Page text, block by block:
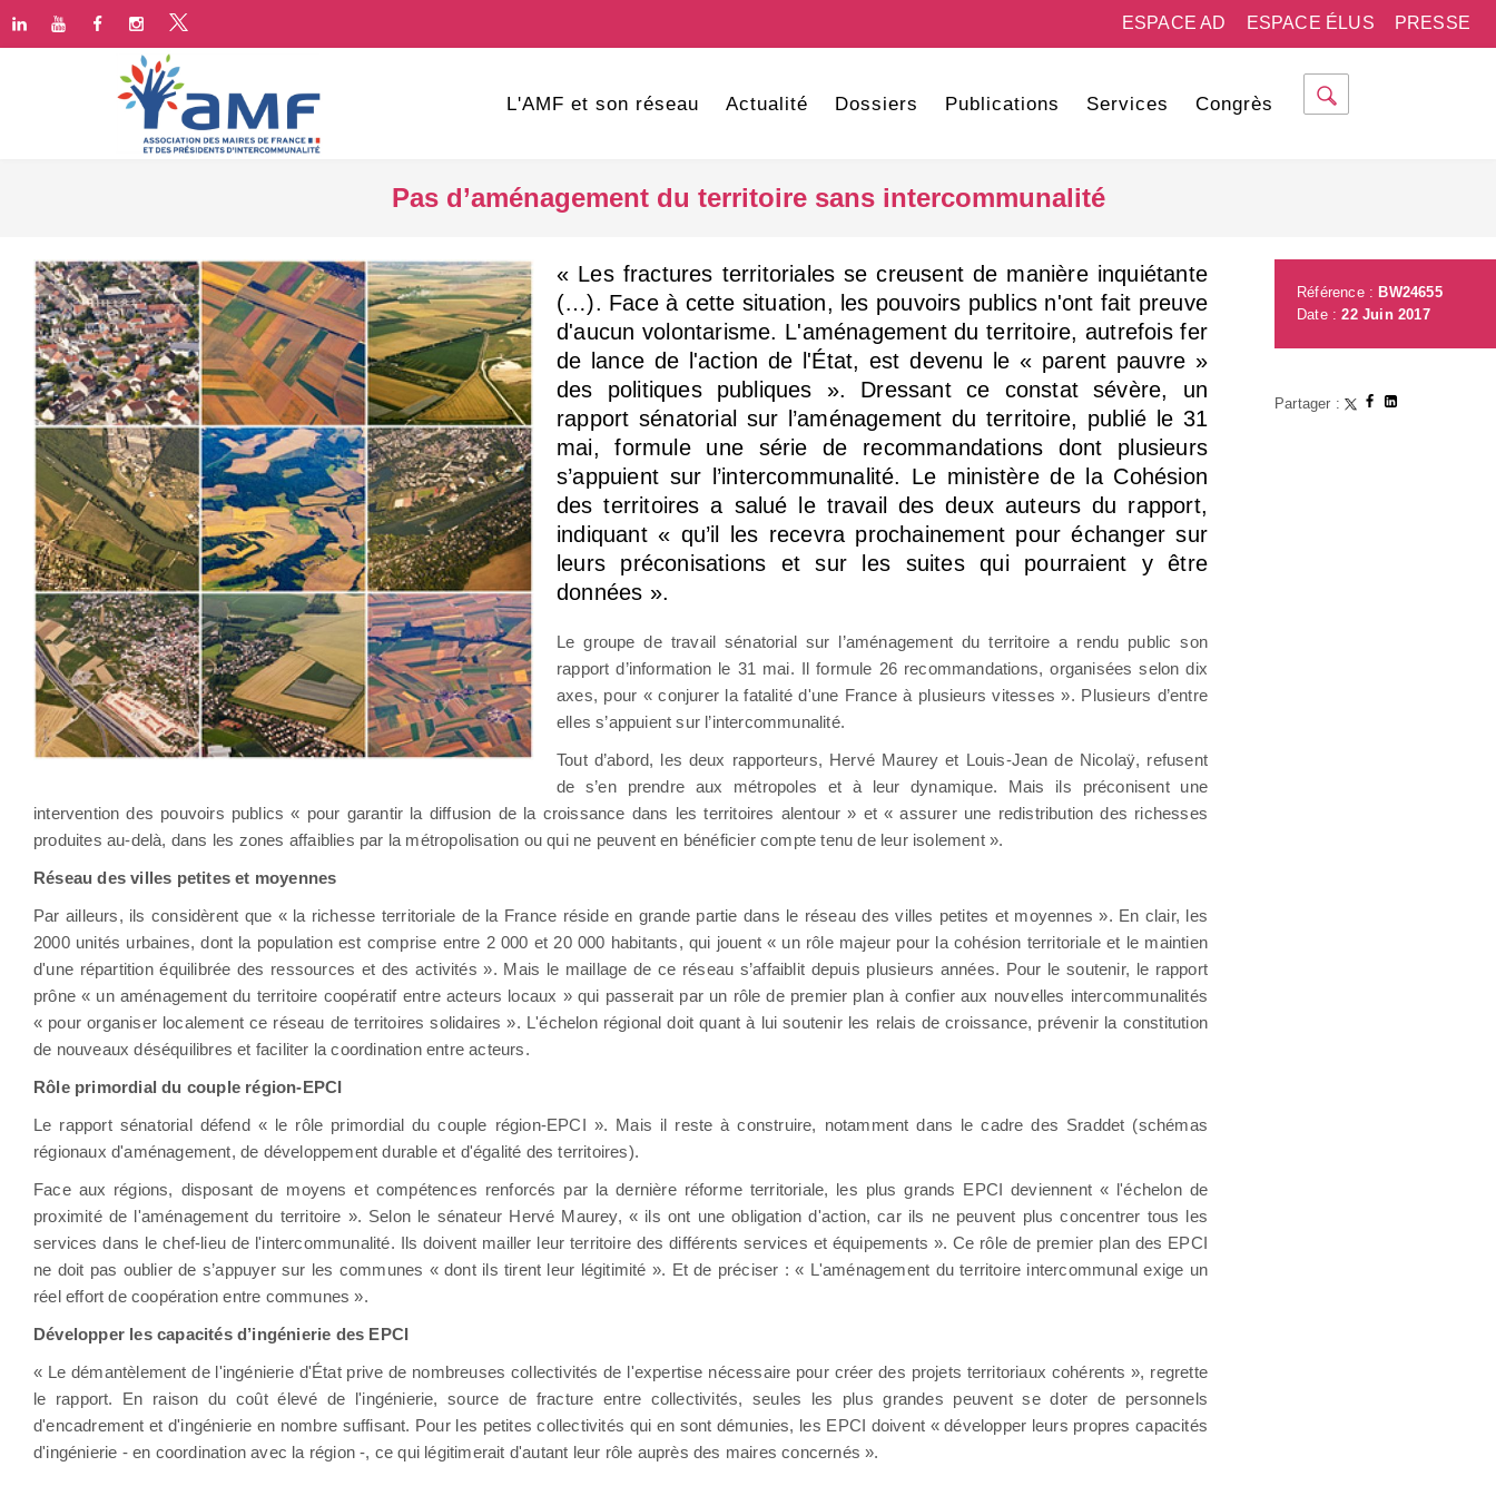
PRESSE
ESPACE ÉLUS
ESPACE AD
L'AMF et son réseau Actualité Dossiers Publications Services Congrès
Pas d’aménagement du territoire sans intercommunalité
« Les fractures territoriales se creusent de manière inquiétante
(…). Face à cette situation, les pouvoirs publics n'ont fait preuve
d'aucun volontarisme. L'aménagement du territoire, autrefois fer
de lance de l'action de l'État, est devenu le « parent pauvre »
des politiques publiques ». Dressant ce constat sévère, un
rapport sénatorial sur l’aménagement du territoire, publié le 31
mai, formule une série de recommandations dont plusieurs
s’appuient sur l’intercommunalité. Le ministère de la Cohésion
des territoires a salué le travail des deux auteurs du rapport,
indiquant « qu’il les recevra prochainement pour échanger sur
leurs préconisations et sur les suites qui pourraient y être
données ».
Le groupe de travail sénatorial sur l’aménagement du territoire a rendu public son
rapport d’information le 31 mai. Il formule 26 recommandations, organisées selon dix
axes, pour « conjurer la fatalité d'une France à plusieurs vitesses ». Plusieurs d’entre
elles s’appuient sur l’intercommunalité.
Tout d’abord, les deux rapporteurs, Hervé Maurey et Louis-Jean de Nicolaÿ, refusent
de s’en prendre aux métropoles et à leur dynamique. Mais ils préconisent une
intervention des pouvoirs publics « pour garantir la diffusion de la croissance dans les territoires alentour » et « assurer une redistribution des richesses
produites au-delà, dans les zones affaiblies par la métropolisation ou qui ne peuvent en bénéficier compte tenu de leur isolement ».
Réseau des villes petites et moyennes
Par ailleurs, ils considèrent que « la richesse territoriale de la France réside en grande partie dans le réseau des villes petites et moyennes ». En clair, les
2000 unités urbaines, dont la population est comprise entre 2 000 et 20 000 habitants, qui jouent « un rôle majeur pour la cohésion territoriale et le maintien
d'une répartition équilibrée des ressources et des activités ». Mais le maillage de ce réseau s’affaiblit depuis plusieurs années. Pour le soutenir, le rapport
prône « un aménagement du territoire coopératif entre acteurs locaux » qui passerait par un rôle de premier plan à confier aux nouvelles intercommunalités
« pour organiser localement ce réseau de territoires solidaires ». L'échelon régional doit quant à lui soutenir les relais de croissance, prévenir la constitution
de nouveaux déséquilibres et faciliter la coordination entre acteurs.
Rôle primordial du couple région-EPCI
Le rapport sénatorial défend « le rôle primordial du couple région-EPCI ». Mais il reste à construire, notamment dans le cadre des Sraddet (schémas
régionaux d'aménagement, de développement durable et d'égalité des territoires).
Face aux régions, disposant de moyens et compétences renforcés par la dernière réforme territoriale, les plus grands EPCI deviennent « l'échelon de
proximité de l'aménagement du territoire ». Selon le sénateur Hervé Maurey, « ils ont une obligation d'action, car ils ne peuvent plus concentrer tous les
services dans le chef-lieu de l'intercommunalité. Ils doivent mailler leur territoire des différents services et équipements ». Ce rôle de premier plan des EPCI
ne doit pas oublier de s’appuyer sur les communes « dont ils tirent leur légitimité ». Et de préciser : « L'aménagement du territoire intercommunal exige un
réel effort de coopération entre communes ».
Développer les capacités d’ingénierie des EPCI
« Le démantèlement de l'ingénierie d'État prive de nombreuses collectivités de l'expertise nécessaire pour créer des projets territoriaux cohérents », regrette
le rapport. En raison du coût élevé de l'ingénierie, source de fracture entre collectivités, seules les plus grandes peuvent se doter de personnels
d'encadrement et d'ingénierie en nombre suffisant. Pour les petites collectivités qui en sont démunies, les EPCI doivent « développer leurs propres capacités
d'ingénierie - en coordination avec la région -, ce qui légitimerait d'autant leur rôle auprès des maires concernés ».
Référence : BW24655
Date :22 Juin 2017
Partager :